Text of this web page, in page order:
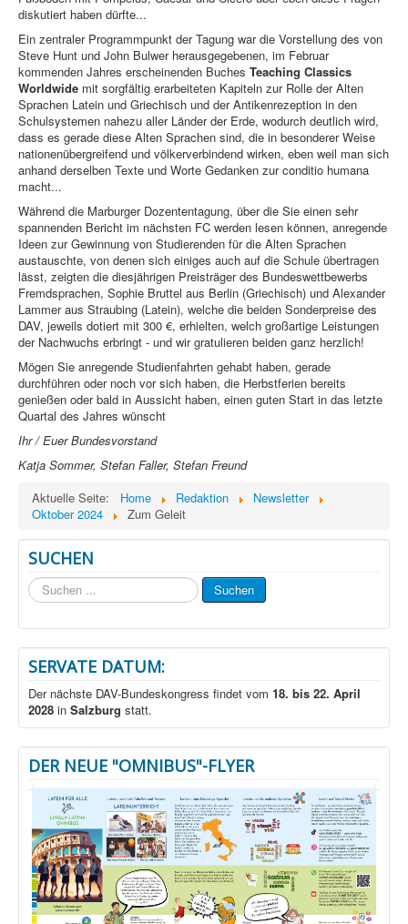
diskutiert haben dürfte...
Ein zentraler Programmpunkt der Tagung war die Vorstellung des von
Steve Hunt und John Bulwer herausgegebenen, im Februar
kommenden Jahres erscheinenden Buches Teaching Classics
Worldwide mit sorgfältig erarbeiteten Kapiteln zur Rolle der Alten
Sprachen Latein und Griechisch und der Antikenrezeption in den
Schulsystemen nahezu aller Länder der Erde, wodurch deutlich wird,
dass es gerade diese Alten Sprachen sind, die in besonderer Weise
nationenübergreifend und völkerverbindend wirken, eben weil man sich
anhand derselben Texte und Worte Gedanken zur conditio humana
macht...
Während die Marburger Dozententagung, über die Sie einen sehr
spannenden Bericht im nächsten FC werden lesen können, anregende
Ideen zur Gewinnung von Studierenden für die Alten Sprachen
austauschte, von denen sich einiges auch auf die Schule übertragen
lässt, zeigten die diesjährigen Preisträger des Bundeswettbewerbs
Fremdsprachen, Sophie Bruttel aus Berlin (Griechisch) und Alexander
Lammer aus Straubing (Latein), welche die beiden Sonderpreise des
DAV, jeweils dotiert mit 300 €, erhielten, welch großartige Leistungen
der Nachwuchs erbringt - und wir gratulieren beiden ganz herzlich!
Mögen Sie anregende Studienfahrten gehabt haben, gerade
durchführen oder noch vor sich haben, die Herbstferien bereits
genießen oder bald in Aussicht haben, einen guten Start in das letzte
Quartal des Jahres wünscht
Ihr / Euer Bundesvorstand
Katja Sommer, Stefan Faller, Stefan Freund
Aktuelle Seite:
Home Redaktion
Newsletter
Oktober 2024
Zum Geleit
SUCHEN
Suchen
...
Suchen
SERVATE DATUM:
Der nächste DAV-Bundeskongress findet vom 18. bis 22. April
2028 in Salzburg statt.
DER NEUE "OMNIBUS"-FLYER